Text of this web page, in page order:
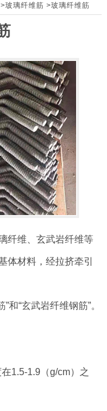
维
>玻璃纤维筋 >玻璃纤维筋
纤维、玄武岩纤维等
体材料，经拉挤牵引
“玄武岩纤维钢筋”。
1.5-1.9（g/cm）之